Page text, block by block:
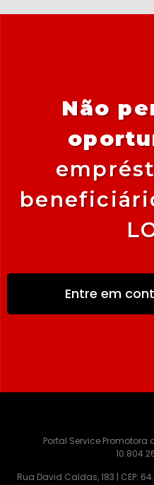
Não
Entre em
Portal Service Promotora
Rua David Caldas, 183 | CEP: